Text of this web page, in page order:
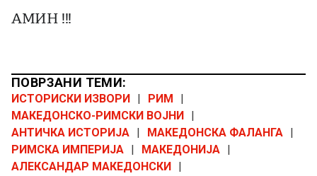
АМИН !!!
ПОВРЗАНИ ТЕМИ:
ИСТОРИСКИ ИЗВОРИ РИМ
МАКЕДОНСКО-РИМСКИ ВОЈНИ
АНТИЧКА ИСТОРИЈА
МАКЕДОНСКА ФАЛАНГА
РИМСКА ИМПЕРИЈА
МАКЕДОНИЈА
АЛЕКСАНДАР МАКЕДОНСКИ